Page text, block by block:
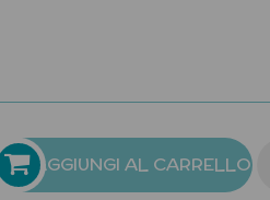
AGGIUNGI AL CARRELLO